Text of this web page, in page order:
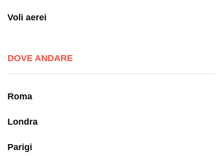
Voli aerei
DOVE ANDARE
Roma
Londra
Parigi